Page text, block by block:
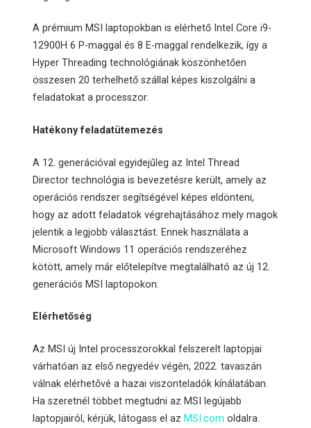
A prémium MSI laptopokban is elérhető Intel Core i9-
12900H 6 P-maggal és 8 E-maggal rendelkezik, így a
Hyper Threading technológiának köszönhetően
összesen 20 terhelhető szállal képes kiszolgálni a
feladatokat a processzor.
Hatékony feladatütemezés
A 12. generációval egyidejűleg az Intel Thread
Director technológia is bevezetésre került, amely az
operációs rendszer segítségével képes eldönteni,
hogy az adott feladatok végrehajtásához mely magok
jelentik a legjobb választást. Ennek használata a
Microsoft Windows 11 operációs rendszeréhez
kötött, amely már előtelepítve megtalálható az új 12.
generációs MSI laptopokon.
Elérhetőség
Az MSI új Intel processzorokkal felszerelt laptopjai
várhatóan az első negyedév végén, 2022. tavaszán
válnak elérhetővé a hazai viszonteladók kínálatában.
Ha szeretnél többet megtudni az MSI legújabb
laptopjairól, kérjük, látogass el az MSI.com oldalra.